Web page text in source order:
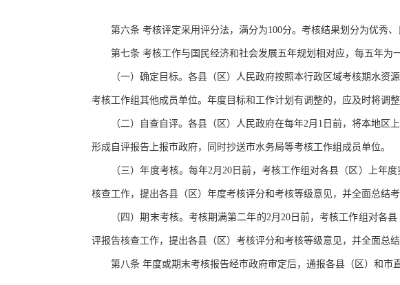
第六条 考核评定采用评分法，满分为100分。考核结果划分为优秀
第七条 考核工作与国民经济和社会发展五年规划相对应，每五年为
（一）确定目标。各县（区）人民政府按照本行政区域考核期水资
考核工作组其他成员单位。年度目标和工作计划有调整的，应及时将调整
（二）自查自评。各县（区）人民政府在每年2月1日前，将本地区
形成自评报告上报市政府，同时抄送市水务局等考核工作组成员单位。
（三）年度考核。每年2月20日前，考核工作组对各县（区）上年
核查工作，提出各县（区）年度考核评分和考核等级意见，并全面总结
（四）期末考核。考核期满第二年的2月20日前，考核工作组对各
评报告核查工作，提出各县（区）考核评分和考核等级意见，并全面总
第八条 年度或期末考核报告经市政府审定后，通报各县（区）和市